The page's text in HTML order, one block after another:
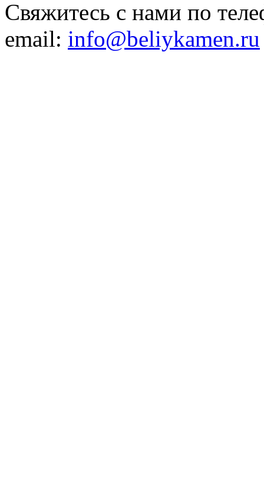
Свяжитесь с нами по
email: info@beliykamen.ru